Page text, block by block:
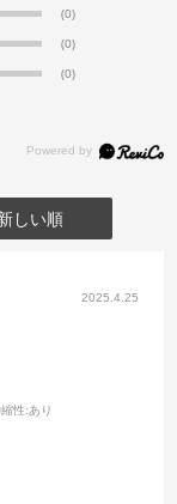
(0)
(0)
(0)
しい順
2025.4.25
性:あり